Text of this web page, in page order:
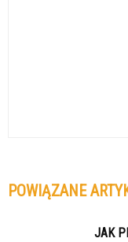
POWIĄZANE
JAK